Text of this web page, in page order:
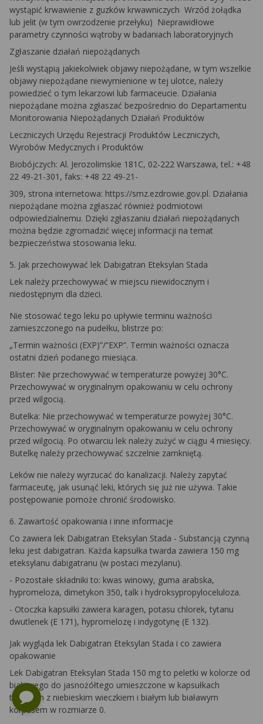
wystąpić krwawienie z guzków krwawniczych ­ Wrzód żołądka
lub jelit (w tym owrzodzenie przełyku) ­ Nieprawidłowe
parametry czynności wątroby w badaniach laboratoryjnych
Zgłaszanie działań niepożądanych
Jeśli wystąpią jakiekolwiek objawy niepożądane, w tym wszelkie
objawy niepożądane niewymienione w tej ulotce, należy
powiedzieć o tym lekarzowi lub farmaceucie. Działania
niepożądane można zgłaszać bezpośrednio do Departamentu
Monitorowania Niepożądanych Działań Produktów
Leczniczych Urzędu Rejestracji Produktów Leczniczych,
Wyrobów Medycznych i Produktów
Biobójczych: Al. Jerozolimskie 181C, 02-222 Warszawa, tel.: +48
22 49-21-301, faks: +48 22 49-21-
309, strona internetowa: https://smz.ezdrowie.gov.pl. Działania
niepożądane można zgłaszać również podmiotowi
odpowiedzialnemu. Dzięki zgłaszaniu działań niepożądanych
można będzie zgromadzić więcej informacji na temat
bezpieczeństwa stosowania leku.
5. Jak przechowywać lek Dabigatran Eteksylan Stada
Lek należy przechowywać w miejscu niewidocznym i
niedostępnym dla dzieci.
Nie stosować tego leku po upływie terminu ważności
zamieszczonego na pudełku, blistrze po:
„Termin ważności (EXP)”/”EXP”. Termin ważności oznacza
ostatni dzień podanego miesiąca.
Blister: Nie przechowywać w temperaturze powyżej 30°C.
Przechowywać w oryginalnym opakowaniu w celu ochrony
przed wilgocią.
Butelka: Nie przechowywać w temperaturze powyżej 30°C.
Przechowywać w oryginalnym opakowaniu w celu ochrony
przed wilgocią. Po otwarciu lek należy zużyć w ciągu 4 miesięcy.
Butelkę należy przechowywać szczelnie zamkniętą.
Leków nie należy wyrzucać do kanalizacji. Należy zapytać
farmaceutę, jak usunąć leki, których się już nie używa. Takie
postępowanie pomoże chronić środowisko.
6. Zawartość opakowania i inne informacje
Co zawiera lek Dabigatran Eteksylan Stada - Substancją czynną
leku jest dabigatran. Każda kapsułka twarda zawiera 150 mg
eteksylanu dabigatranu (w postaci mezylanu).
- Pozostałe składniki to: kwas winowy, guma arabska,
hypromeloza, dimetykon 350, talk i hydroksypropyloceluloza.
- Otoczka kapsułki zawiera karagen, potasu chlorek, tytanu
dwutlenek (E 171), hypromelozę i indygotynę (E 132).
Jak wygląda lek Dabigatran Eteksylan Stada i co zawiera
opakowanie
Lek Dabigatran Eteksylan Stada 150 mg to peletki w kolorze od
białawego do jasnożółtego umieszczone w kapsułkach
twardych z niebieskim wieczkiem i białym lub białawym
korpusem w rozmiarze 0.